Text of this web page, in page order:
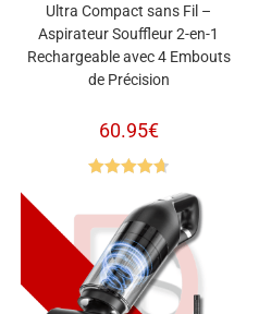
Ultra Compact sans Fil –
Aspirateur Souffleur 2-en-1
Rechargeable avec 4 Embouts
de Précision
60.95€
sur 5